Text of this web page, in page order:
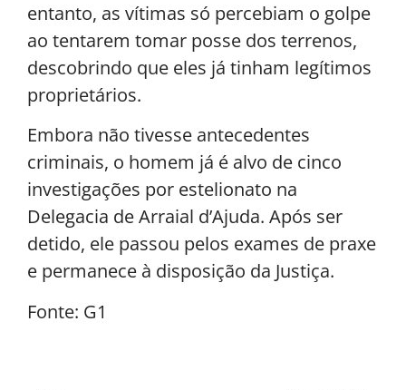
entanto, as vítimas só percebiam o golpe
ao tentarem tomar posse dos terrenos,
descobrindo que eles já tinham legítimos
proprietários.
Embora não tivesse antecedentes
criminais, o homem já é alvo de cinco
investigações por estelionato na
Delegacia de Arraial d’Ajuda. Após ser
detido, ele passou pelos exames de praxe
e permanece à disposição da Justiça.
Fonte: G1